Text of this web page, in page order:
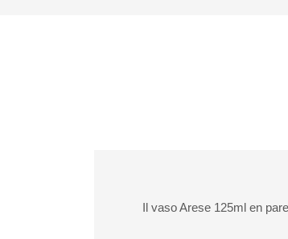
Il vaso Arese 125ml en